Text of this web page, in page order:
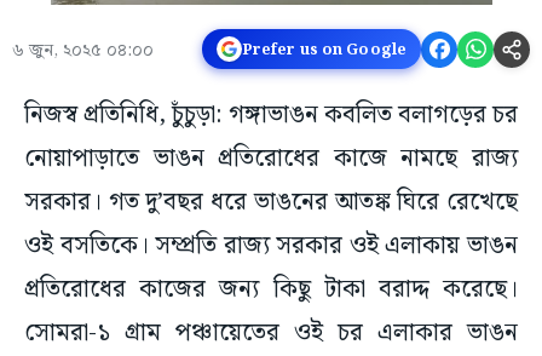
৬ জুন, ২০২৫ ০৪:০০ Prefer us on Google
নিজস্ব প্রতিনিধি, চুঁচুড়া: গঙ্গাভাঙন কবলিত বলাগড়ের চর
নোয়াপাড়াতে ভাঙন প্রতিরোধের কাজে নামছে রাজ্য
সরকার। গত দু’বছর ধরে ভাঙনের আতঙ্ক ঘিরে রেখেছে
ওই বসতিকে। সম্প্রতি রাজ্য সরকার ওই এলাকায় ভাঙন
প্রতিরোধের কাজের জন্য কিছু টাকা বরাদ্দ করেছে।
সোমরা-১ গ্রাম পঞ্চায়েতের ওই চর এলাকার ভাঙন